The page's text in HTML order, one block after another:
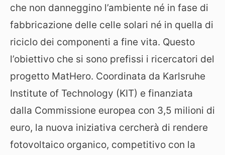
che non danneggino l’ambiente né in fase di
fabbricazione delle celle solari né in quella di
riciclo dei componenti a fine vita. Questo
l’obiettivo che si sono prefissi i ricercatori del
progetto MatHero. Coordinata da Karlsruhe
Institute of Technology (KIT) e finanziata
dalla Commissione europea con 3,5 milioni di
euro, la nuova iniziativa cercherà di rendere
fotovoltaico organico, competitivo con la